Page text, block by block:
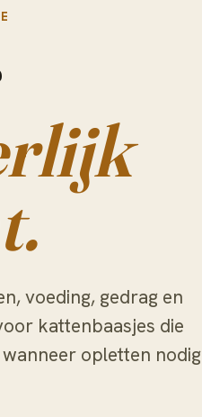
voeding, gedrag en
kattenbaasjes die
opletten nodig